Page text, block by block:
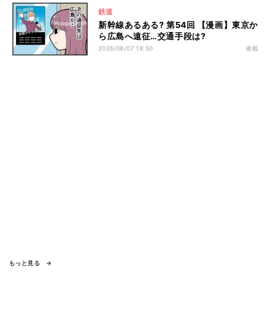
鉄道
新幹線あるある? 第54回 【漫画】東京か
ら広島へ遠征…交通手段は?
2026/08/07 18:50 連載
もっと見る